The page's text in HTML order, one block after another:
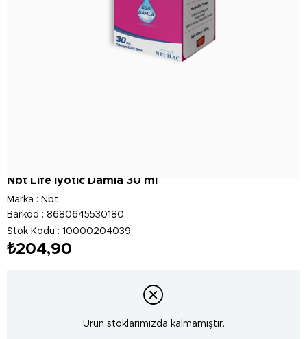
Nbt Life Iyotic Damla 30 ml
Marka : Nbt
Barkod : 8680645530180
Stok Kodu
10000204039
₺204,90
Ürün stoklarımızda kalmamıştır.